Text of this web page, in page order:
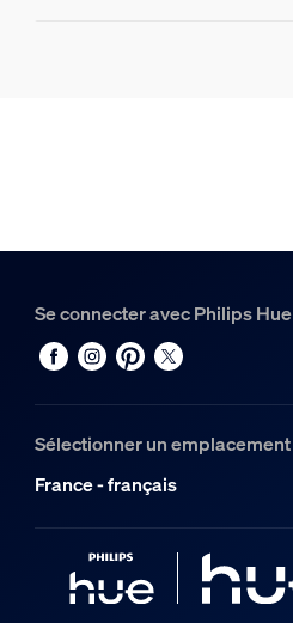
Se connecter avec Philips Hue
Sélectionner un emplacement
France - français